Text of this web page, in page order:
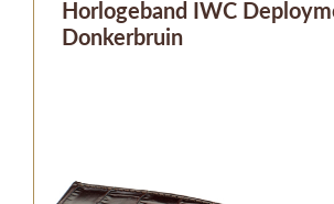
Horlogeband IWC
Donkerbruin